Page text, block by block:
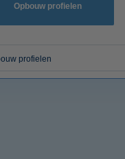
Opbouw profielen
profielen